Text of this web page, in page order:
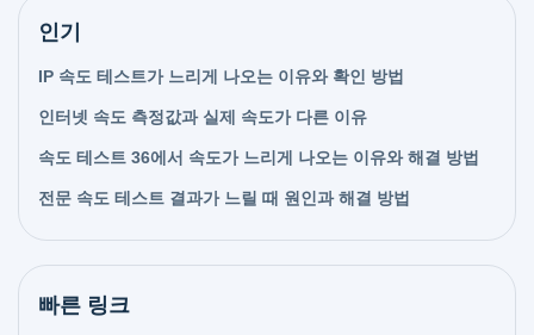
인기
IP 속도 테스트가 느리게 나오는 이유와 확인 방법
인터넷 속도 측정값과 실제 속도가 다른 이유
속도 테스트 36에서 속도가 느리게 나오는 이유와 해결 방법
전문 속도 테스트 결과가 느릴 때 원인과 해결 방법
빠른 링크